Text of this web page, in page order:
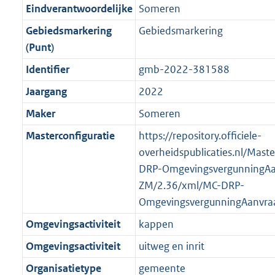
f
o
m
a
a
t
b
n
f
r
m
a
a
t
b
i
n
o
r
m
a
a
t
b
e
i
f
o
r
m
a
a
5
o
o
t
e
:
2
K
b
r
o
t
t
e
:
2
K
b
Eindverantwoordelijke Someren
Gebiedsmarkering
(Punt)
Gebiedsmarkering
Identifier
gmb-2022-381588
Jaargang
2022
Maker
Someren
Masterconfiguratie
https://repository.officiele-
overheidspublicaties.nl/
DRP-
ZM/2.36/xml/MC-DRP-
Omgevingsactiviteit
kappen
Omgevingsactiviteit
uitweg en inrit
Organisatietype
gemeente